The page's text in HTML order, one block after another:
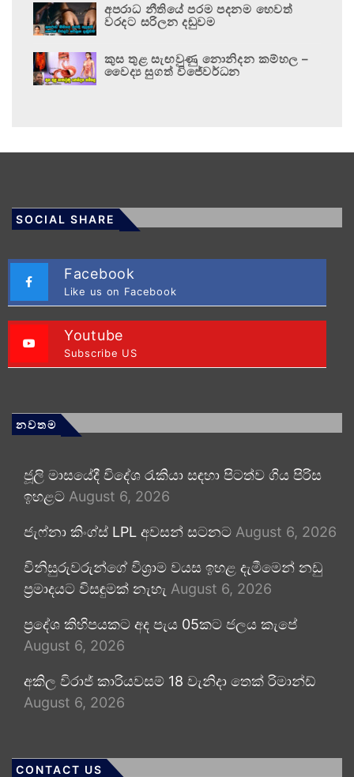
අපරාධ නීතියේ පරම පදනම හෙවත්
වරදට සරිලන දඬුවම
කුස තුළ සැඟවුණු නොනිදන කම්හල –
වෛද්‍ය සුගත් විජේවර්ධන
SOCIAL SHARE
Facebook
Like us on Facebook
Youtube
Subscribe US
නවතම
ජූලි මාසයේදී විදේශ රැකියා සඳහා පිටත්ව ගිය පිරිස
ඉහළට August 6, 2026
ජැෆ්නා කිංග්ස් LPL අවසන් සටනට August 6, 2026
විනිසුරුවරුන්ගේ විශ්‍රාම වයස ඉහළ දැමීමෙන් නඩු
ප්‍රමාදයට විසඳුමක් නැහැ August 6, 2026
ප්‍රදේශ කිහිපයකට අද පැය 05කට ජලය කැපේ
August 6, 2026
අකිල විරාජ් කාරියවසම් 18 වැනිදා තෙක් රිමාන්ඩ්
August 6, 2026
CONTACT US